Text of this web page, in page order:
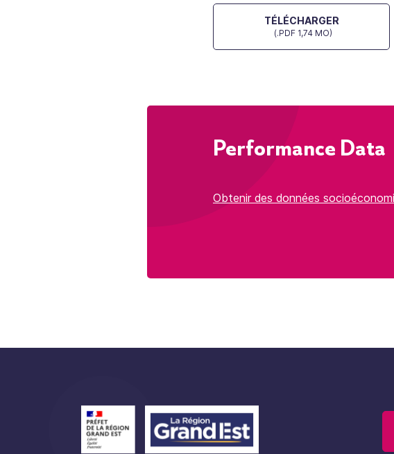
TÉLÉCHARGER
(.PDF 1,74 MO)
Performance Data
Obtenir des données